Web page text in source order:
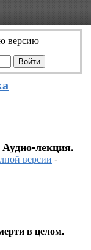
версию
лекция.
версии -
в целом.